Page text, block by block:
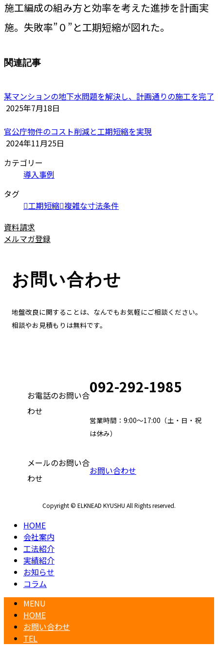
施工編成の組み方と効率を考えた進捗を計画実
施。失敗率”０”と工期短縮が図れた。
関連記事
某マンションの地下水問題を解決し、計画通りの施工を完了
2025年7月18日
官公庁物件のコスト削減と工期短縮を実現
2024年11月25日
カテゴリー
導入事例
タグ
工期短縮 複雑な寸法条件
資料請求
メルマガ登録
お問い合わせ
地盤改良に関することは、なんでもお気軽にご相談ください。
相談やお見積もりは無料です。
お電話のお問い合
わせ
092-292-1985
営業時間：9:00～17:00（土・日・祝
は休み）
メールのお問い合
わせ
お問い合わせ
Copyright © ELKNEAD KYUSHU All Rights reserved.
HOME
会社案内
工法紹介
実績紹介
お知らせ
コラム
MENU
HOME
お問い合わせ
TEL